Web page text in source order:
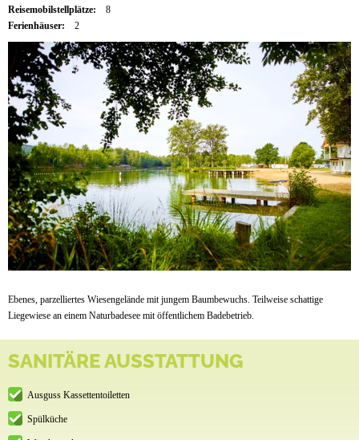
Reisemobilstellplätze:
8
Ferienhäuser:
2
Ebenes, parzelliertes Wiesengelände mit jungem Baumbewuchs. Teilweise schattige
Liegewiese an einem Naturbadesee mit öffentlichem Badebetrieb.
SANITÄRE AUSSTATTUNG
Ausguss Kassettentoiletten
Spülküche